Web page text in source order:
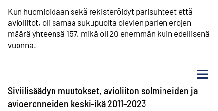
Kun huomioidaan sekä rekisteröidyt parisuhteet että
avioliitot, oli samaa sukupuolta olevien parien erojen
määrä yhteensä 157, mikä oli 20 enemmän kuin edellisenä
vuonna.
Siviilisäädyn muutokset, avioliiton solmineiden ja
avioeronneiden keski-ikä 2011–2023